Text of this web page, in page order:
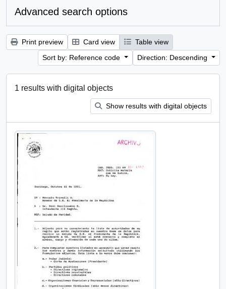
Advanced search options
Print preview Card view
Table view
Sort by: Reference code
Direction: Descending
1 results with digital objects
Show results with digital objects